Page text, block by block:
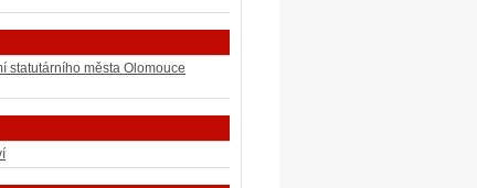
statutárního města Olomouce